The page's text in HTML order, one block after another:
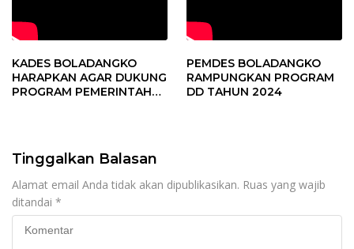
KADES BOLADANGKO
HARAPKAN AGAR DUKUNG
PROGRAM PEMERINTAH
PEMDES BOLADANGKO
RAMPUNGKAN PROGRAM
DD TAHUN 2024
Tinggalkan Balasan
Alamat email Anda tidak akan dipublikasikan. Ruas yang wajib
ditandai *